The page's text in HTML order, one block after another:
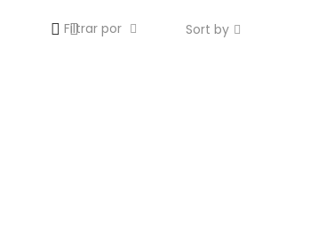
Sort by
Filtrar por